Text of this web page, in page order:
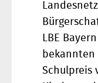
LBE
Schulpreis